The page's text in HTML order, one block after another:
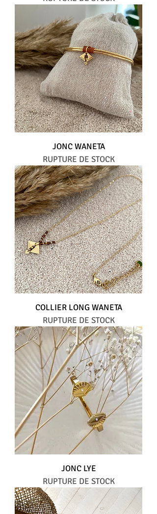
JONC WANETA
RUPTURE DE STOCK
COLLIER LONG WANETA
RUPTURE DE STOCK
JONC LYE
RUPTURE DE STOCK